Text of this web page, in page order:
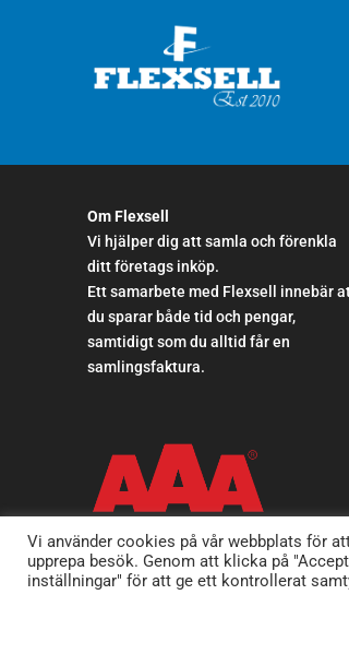
Om Flexsell
Vi hjälper dig att samla och förenkla
ditt företags inköp.
Ett samarbete med Flexsell innebär
du sparar både tid och pengar,
samtidigt som du alltid får en
samlingsfaktura.
Vi använder cookies på vår webbplats för
upprepa besök. Genom att klicka på
inställningar" för att ge ett kontrollerat